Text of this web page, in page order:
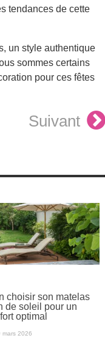
tendances de cette
un style authentique
sommes certains
pour ces fêtes
Suivant
choisir son matelas
de soleil pour un
optimal
mars 2026